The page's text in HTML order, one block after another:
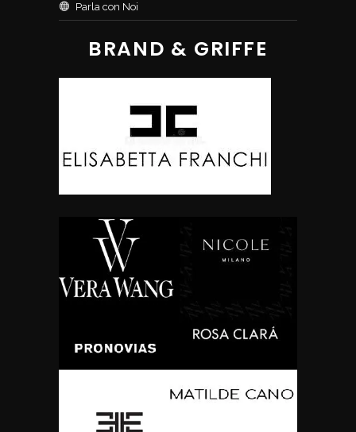
Parla con Noi
BRAND & GRIFFE